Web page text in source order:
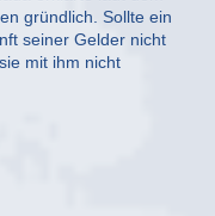
gründlich. Sollte ein
seiner Gelder nicht
mit ihm nicht